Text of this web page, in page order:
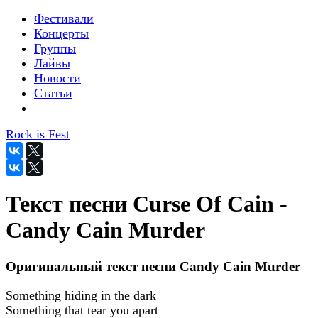
Фестивали
Концерты
Группы
Лайвы
Новости
Статьи
Rock is Fest
Текст песни Curse Of Cain -
Candy Cain Murder
Оригинальный текст песни Candy Cain Murder
Something hiding in the dark
Something that tear you apart